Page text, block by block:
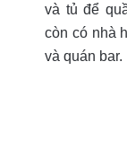
và tủ để
còn có nhà
và quán bar.